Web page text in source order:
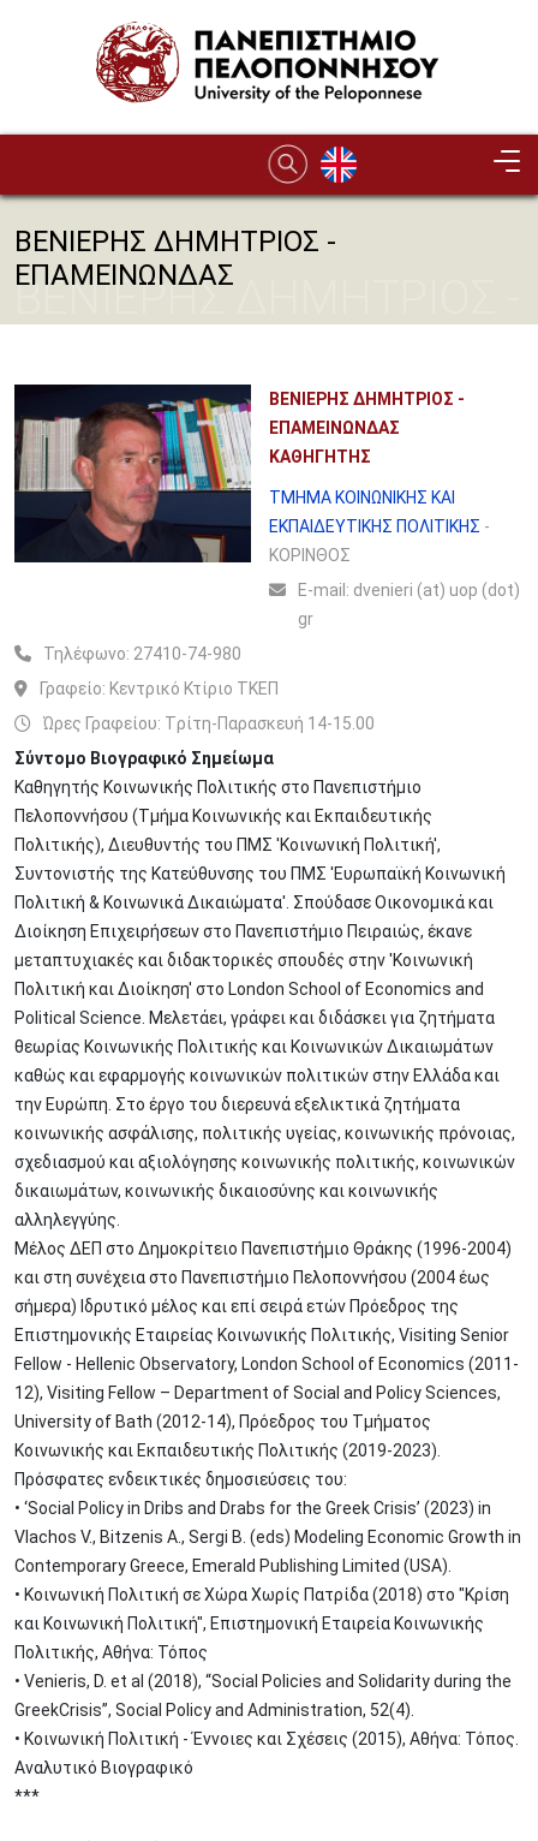
ΒΕΝΙΕΡΗΣ ΔΗΜΗΤΡΙΟΣ -
ΕΠΑΜΕΙΝΩΝΔΑΣ
ΒΕΝΙΕΡΗΣ ΔΗΜΗΤΡΙΟΣ -
ΒΕΝΙΕΡΗΣ ΔΗΜΗΤΡΙΟΣ -
ΕΠΑΜΕΙΝΩΝΔΑΣ
ΚΑΘΗΓΗΤΗΣ
ΤΜΗΜΑ ΚΟΙΝΩΝΙΚΗΣ ΚΑΙ
ΕΚΠΑΙΔΕΥΤΙΚΗΣ ΠΟΛΙΤΙΚΗΣ -
ΚΟΡΙΝΘΟΣ
Ε-mail: dvenieri (at) uop (dot)
gr
Τηλέφωνο: 27410-74-980
Γραφείο: Κεντρικό Κτίριο ΤΚΕΠ
Ώρες Γραφείου: Tρίτη-Παρασκευή 14-15.00
Σύντομο Βιογραφικό Σημείωμα
Καθηγητής Κοινωνικής Πολιτικής στο Πανεπιστήμιο
Πελοποννήσου (Τμήμα Κοινωνικής και Εκπαιδευτικής
Πολιτικής), Διευθυντής του ΠΜΣ 'Κοινωνική Πολιτική',
Συντονιστής της Κατεύθυνσης του ΠΜΣ 'Ευρωπαϊκή Κοινωνική
Πολιτική & Κοινωνικά Δικαιώματα'. Σπούδασε Οικονομικά και
Διοίκηση Επιχειρήσεων στο Πανεπιστήμιο Πειραιώς, έκανε
μεταπτυχιακές και διδακτορικές σπουδές στην 'Κοινωνική
Πολιτική και Διοίκηση' στο London School of Economics and
Political Science. Μελετάει, γράφει και διδάσκει για ζητήματα
θεωρίας Κοινωνικής Πολιτικής και Κοινωνικών Δικαιωμάτων
καθώς και εφαρμογής κοινωνικών πολιτικών στην Ελλάδα και
την Ευρώπη. Στο έργο του διερευνά εξελικτικά ζητήματα
κοινωνικής ασφάλισης, πολιτικής υγείας, κοινωνικής πρόνοιας,
σχεδιασμού και αξιολόγησης κοινωνικής πολιτικής, κοινωνικών
δικαιωμάτων, κοινωνικής δικαιοσύνης και κοινωνικής
αλληλεγγύης.
Μέλος ΔΕΠ στο Δημοκρίτειο Πανεπιστήμιο Θράκης (1996-2004)
και στη συνέχεια στο Πανεπιστήμιο Πελοποννήσου (2004 έως
σήμερα) Ιδρυτικό μέλος και επί σειρά ετών Πρόεδρος της
Επιστημονικής Εταιρείας Κοινωνικής Πολιτικής, Visiting Senior
Fellow - Hellenic Observatory, London School of Economics (2011-
12), Visiting Fellow – Department of Social and Policy Sciences,
University of Bath (2012-14), Πρόεδρος του Τμήματος
Κοινωνικής και Εκπαιδευτικής Πολιτικής (2019-2023).
Πρόσφατες ενδεικτικές δημοσιεύσεις του:
• ‘Social Policy in Dribs and Drabs for the Greek Crisis’ (2023) in
Vlachos V., Bitzenis A., Sergi B. (eds) Modeling Economic Growth in
Contemporary Greece, Emerald Publishing Limited (USA).
• Κοινωνική Πολιτική σε Χώρα Χωρίς Πατρίδα (2018) στο "Κρίση
και Κοινωνική Πολιτική", Επιστημονική Εταιρεία Κοινωνικής
Πολιτικής, Αθήνα: Τόπος
• Venieris, D. et al (2018), “Social Policies and Solidarity during the
GreekCrisis”, Social Policy and Administration, 52(4).
• Κοινωνική Πολιτική - Έννοιες και Σχέσεις (2015), Αθήνα: Τόπος.
Αναλυτικό Βιογραφικό
***